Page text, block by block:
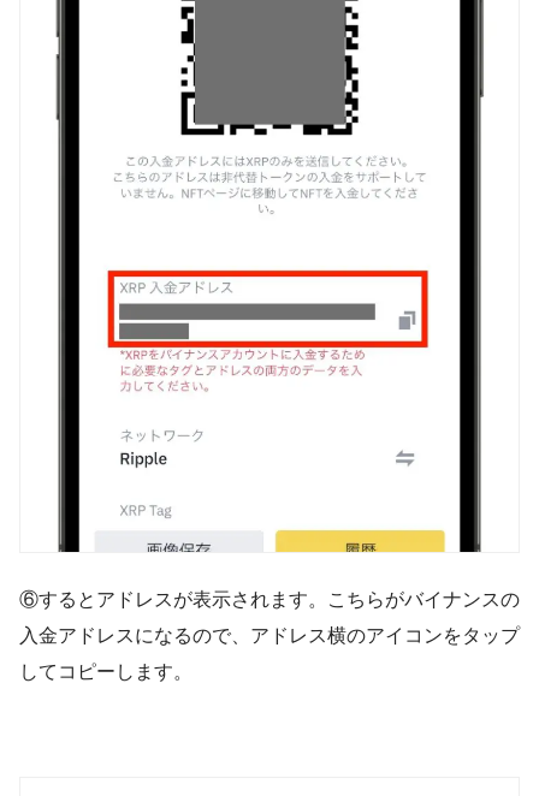
⑥するとアドレスが表示されます。こちらがバイナンスの
入金アドレスになるので、アドレス横のアイコンをタップ
してコピーします。